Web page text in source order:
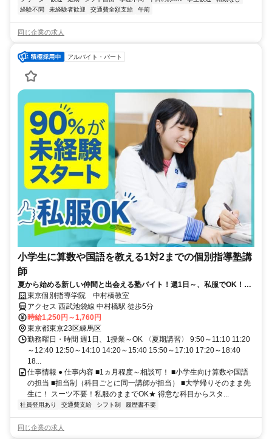
経験不問
未経験者歓迎 交通費全額支給 午前
同じ企業の求人
アルバイト・パート
小学生に算数や国語を教える1対2までの個別指導塾講
師
夏から始める新しい仲間と出会える塾バイト！週1日～、私服でOK！テ
ストや帰省なども調整可能！
東京個別指導学院 中村橋教室
アクセス 西武池袋線 中村橋駅 徒歩5分
時給1,250円～1,760円
東京都東京23区練馬区
勤務曜日・時間 週1日、1授業～OK 〈夏期講習〉 9:50～11:10 11:20
～12:40 12:50～14:10 14:20～15:40 15:50～17:10 17:20～18:40
18...
仕事情報 ● 仕事内容 ■1ヵ月程度～相談可！ ■小学生向け算数や国語
の担当 ■担当制（科目ごとに同一講師が担当） ■大学帰りそのまま先
生に！ スーツ不要！私服のままでOK★ 得意な科目からスタ...
社員登用あり 交通費支給 シフト制 履歴書不要
同じ企業の求人